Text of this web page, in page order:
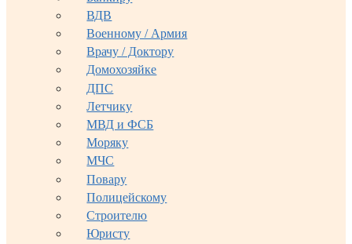
ВДВ
Военному / Армия
Врачу / Доктору
Домохозяйке
ДПС
Летчику
МВД и ФСБ
Моряку
МЧС
Повару
Полицейскому
Строителю
Юристу